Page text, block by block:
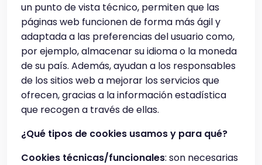
un punto de vista técnico, permiten que las
páginas web funcionen de forma más ágil y
adaptada a las preferencias del usuario como,
por ejemplo, almacenar su idioma o la moneda
de su país. Además, ayudan a los responsables
de los sitios web a mejorar los servicios que
ofrecen, gracias a la información estadística
que recogen a través de ellas.
¿Qué tipos de cookies usamos y para qué?
Cookies técnicas/funcionales: son necesarias